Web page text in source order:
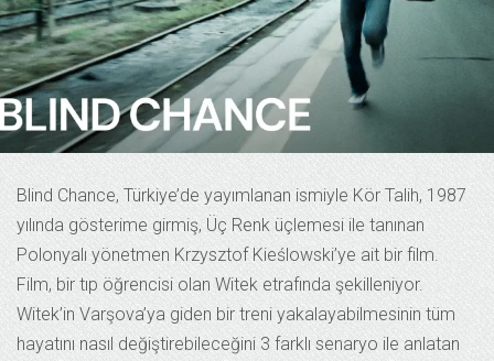
Blind Chance, Türkiye’de yayımlanan ismiyle Kör Talih, 1987
yılında gösterime girmiş, Üç Renk üçlemesi ile tanınan
Polonyalı yönetmen Krzysztof Kieślowski’ye ait bir film.
Film, bir tıp öğrencisi olan Witek etrafında şekilleniyor.
Witek’in Varşova’ya giden bir treni yakalayabilmesinin tüm
hayatını nasıl değiştirebileceğini 3 farklı senaryo ile anlatan